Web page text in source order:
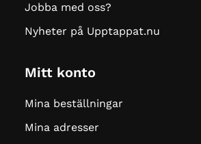
Jobba med oss?
Nyheter på Upptappat.nu
Mitt konto
Mina beställningar
Mina adresser